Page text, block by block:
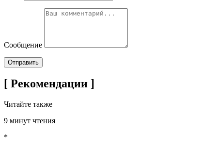
Сообщение
Отправить
[ Рекомендации ]
Читайте также
9 минут чтения
*